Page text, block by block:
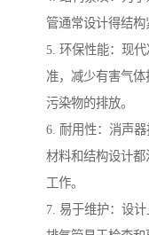
管通常设计得结构
5. 环保性能：现
准，减少有害气
污染物的排放。
6. 耐用性：消声
材料和结构设计
工作。
7. 易于维护：设